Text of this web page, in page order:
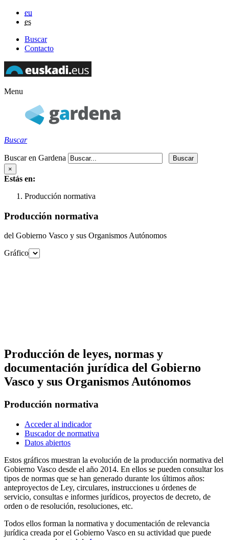
eu
es
Buscar
Contacto
Menu
Buscar
Buscar en Gardena
×
Estás en:
Producción normativa
Producción normativa
del Gobierno Vasco y sus Organismos Autónomos
Gráfico
Producción de leyes, normas y
documentación jurídica del Gobierno
Vasco y sus Organismos Autónomos
Producción normativa
Acceder al indicador
Buscador de normativa
Datos abiertos
Estos gráficos muestran la evolución de la producción normativa del
Gobierno Vasco desde el año 2014. En ellos se pueden consultar los
tipos de normas que se han generado durante los últimos años:
anteproyectos de Ley, circulares, instrucciones u órdenes de
servicio, consultas e informes jurídicos, proyectos de decreto, de
orden o de resolución, resoluciones, etc.
Todos ellos forman la normativa y documentación de relevancia
jurídica creada por el Gobierno Vasco en su actividad que puede